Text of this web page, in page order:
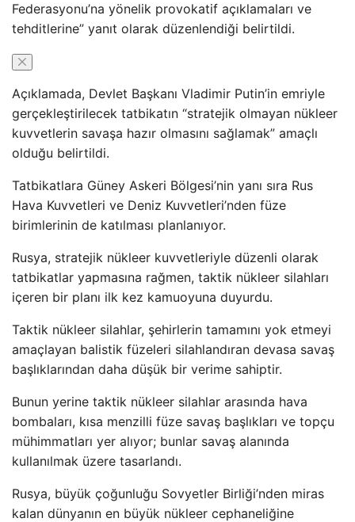
Federasyonu’na yönelik provokatif açıklamaları ve
tehditlerine” yanıt olarak düzenlendiği belirtildi.
Açıklamada, Devlet Başkanı Vladimir Putin’in emriyle
gerçekleştirilecek tatbikatın “stratejik olmayan nükleer
kuvvetlerin savaşa hazır olmasını sağlamak” amaçlı
olduğu belirtildi.
Tatbikatlara Güney Askeri Bölgesi’nin yanı sıra Rus
Hava Kuvvetleri ve Deniz Kuvvetleri’nden füze
birimlerinin de katılması planlanıyor.
Rusya, stratejik nükleer kuvvetleriyle düzenli olarak
tatbikatlar yapmasına rağmen, taktik nükleer silahları
içeren bir planı ilk kez kamuoyuna duyurdu.
Taktik nükleer silahlar, şehirlerin tamamını yok etmeyi
amaçlayan balistik füzeleri silahlandıran devasa savaş
başlıklarından daha düşük bir verime sahiptir.
Bunun yerine taktik nükleer silahlar arasında hava
bombaları, kısa menzilli füze savaş başlıkları ve topçu
mühimmatları yer alıyor; bunlar savaş alanında
kullanılmak üzere tasarlandı.
Rusya, büyük çoğunluğu Sovyetler Birliği’nden miras
kalan dünyanın en büyük nükleer cephaneliğine